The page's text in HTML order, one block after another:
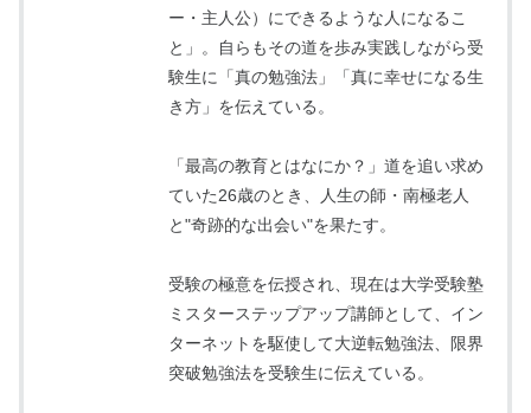
ー・主人公）にできるような人になるこ
と」。自らもその道を歩み実践しながら受
験生に「真の勉強法」「真に幸せになる生
き方」を伝えている。
「最高の教育とはなにか？」道を追い求め
ていた26歳のとき、人生の師・南極老人
と"奇跡的な出会い"を果たす。
受験の極意を伝授され、現在は大学受験塾
ミスターステップアップ講師として、イン
ターネットを駆使して大逆転勉強法、限界
突破勉強法を受験生に伝えている。